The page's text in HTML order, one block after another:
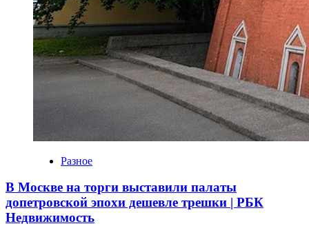
Разное
В Москве на торги выставили палаты
допетровской эпохи дешевле трешки | РБК
Недвижимость